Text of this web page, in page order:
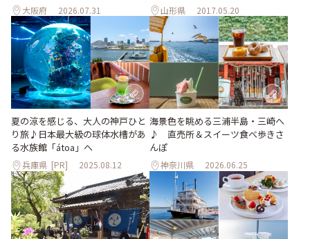
大阪府 2026.07.31 山形県 2017.05.20
夏の涼を感じる、大人の神戸ひと
り旅♪日本最大級の球体水槽があ
る水族館「átoa」へ
兵庫県 [PR] 2025.08.12
海景色を眺める三浦半島・三崎へ
♪ 直売所＆スイーツ食べ歩きさ
んぽ
神奈川県 2026.06.25